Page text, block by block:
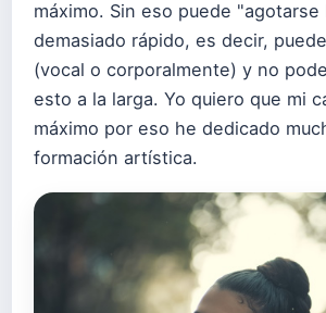
máximo. Sin eso puede "agotarse
demasiado rápido, es decir,
(vocal o corporalmente) y no
esto a la larga. Yo quiero que mi
máximo por eso he dedicado
formación artística.